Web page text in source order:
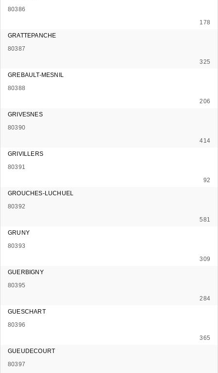
80386
178
GRATTEPANCHE
80387
325
GREBAULT-MESNIL
80388
206
GRIVESNES
80390
414
GRIVILLERS
80391
92
GROUCHES-LUCHUEL
80392
581
GRUNY
80393
309
GUERBIGNY
80395
284
GUESCHART
80396
365
GUEUDECOURT
80397